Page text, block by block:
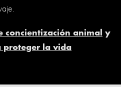
concientización animal y
proteger la vida